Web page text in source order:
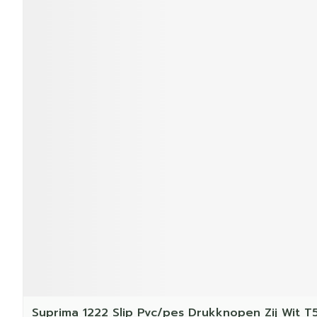
Suprima 1222 Slip Pvc/pes Drukknopen Zij Wit